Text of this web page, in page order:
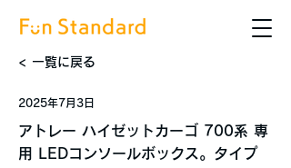
< 一覧に戻る
2025年7月3日
アトレー ハイゼットカーゴ 700系 専
用 LEDコンソールボックス。タイプ